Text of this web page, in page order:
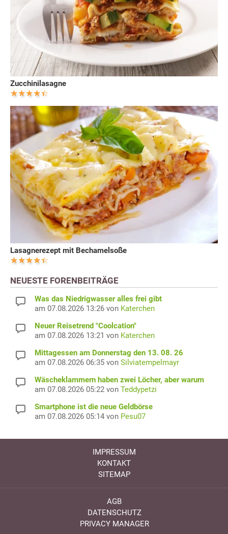
Zucchinilasagne
Lasagnerezept mit Bechamelsoße
NEUESTE FORENBEITRÄGE
Was das Niedrigwasser alles frei gibt
am 07.08.2026 13:26 von Katerchen
Neuer Reisetrend "Coolcation"
am 07.08.2026 13:21 von Katerchen
Mittagessen am Donnerstag den 13. 08. 26
am 07.08.2026 06:35 von Silviatempelmayr
Wäscheklammern haben zwei Löcher, aber warum
am 07.08.2026 05:22 von Teddypetzi
Smartphone ist die neue Geldbörse
am 07.08.2026 05:14 von Pesu07
IMPRESSUM
KONTAKT
SITEMAP
AGB
DATENSCHUTZ
PRIVACY MANAGER